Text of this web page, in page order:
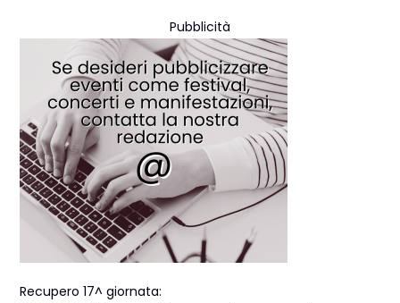
Pubblicità
Recupero 17^ giornata: